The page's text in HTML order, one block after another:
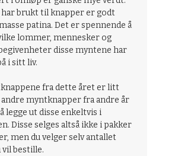
brukt til knapper er godt
patina. Det er spennende å
lommer, mennesker og
disse myntene har
i sitt liv.
fra dette året er litt
myntknapper fra andre år
legge ut disse enkeltvis i
Disse selges altså ikke i pakker
men du velger selv antallet
vil bestille.